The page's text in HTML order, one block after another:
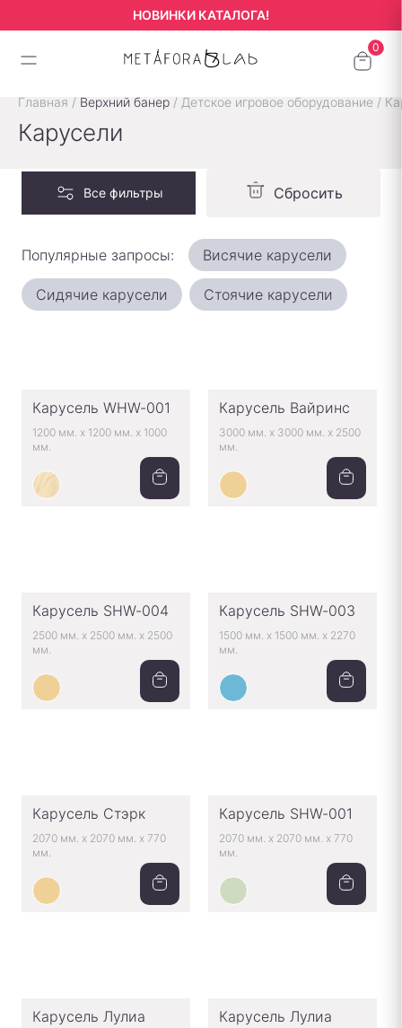
НОВИНКИ КАТАЛОГА!
Главная / Верхний банер / Детское игровое оборудование /
Карусели
Все фильтры Сбросить
Популярные запросы: Висячие карусели
Сидячие карусели Стоячие карусели
Карусель WHW-001
1200 мм. x 1200 мм. x 1000
мм.
Карусель Вайринс
3000 мм. x 3000 мм. x 2500
мм.
Карусель SHW-004
2500 мм. x 2500 мм. x 2500
мм.
Карусель SHW-003
1500 мм. x 1500 мм. x 2270
мм.
Карусель Стэрк
2070 мм. x 2070 мм. x 770
мм.
Карусель SHW-001
2070 мм. x 2070 мм. x 770
мм.
Карусель Лулиа
Карусель Лулиа